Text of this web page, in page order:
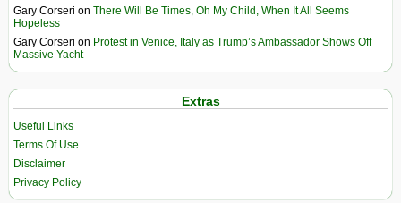
Gary Corseri on There Will Be Times, Oh My Child, When It All Seems
Hopeless
Gary Corseri on Protest in Venice, Italy as Trump’s Ambassador Shows Off
Massive Yacht
Extras
Useful Links
Terms Of Use
Disclaimer
Privacy Policy